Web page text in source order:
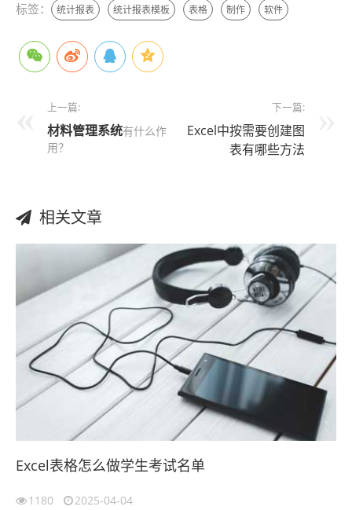
标签： 统计报表 统计报表模板 表格 制作 软件
上一篇:
材料管理系统有什么作
用？
下一篇:
Excel中按需要创建图
表有哪些方法
相关文章
Excel表格怎么做学生考试名单
1180 2025-04-04